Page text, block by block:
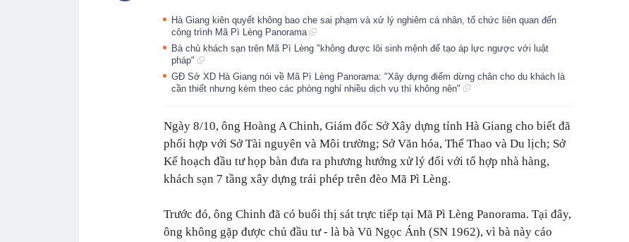
Hà Giang kiên quyết không bao che sai phạm và xử lý nghiêm cá nhân, tổ chức liên quan đến
công trình Mã Pì Lèng Panorama
Bà chủ khách sạn trên Mã Pì Lèng "không được lôi sinh mệnh để tạo áp lực ngược với luật
pháp"
GĐ Sở XD Hà Giang nói về Mã Pì Lèng Panorama: "Xây dựng điểm dừng chân cho du khách là
cần thiết nhưng kèm theo các phòng nghỉ nhiều dịch vụ thì không nên"
Ngày 8/10, ông Hoàng A Chinh, Giám đốc Sở Xây dựng tỉnh Hà Giang cho biết đã
phối hợp với Sở Tài nguyên và Môi trường; Sở Văn hóa, Thể Thao và Du lịch; Sở
Kế hoạch đầu tư họp bàn đưa ra phương hướng xử lý đối với tổ hợp nhà hàng,
khách sạn 7 tầng xây dựng trái phép trên đèo Mã Pì Lèng.
Trước đó, ông Chinh đã có buổi thị sát trực tiếp tại Mã Pì Lèng Panorama. Tại đây,
ông không gặp được chủ đầu tư - là bà Vũ Ngọc Ánh (SN 1962), vì bà này cáo